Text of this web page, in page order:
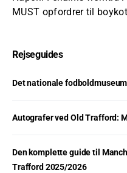
MUST opfordrer til
Rejseguides
Det nationale fodboldmuseum
Autografer ved Old Trafford:
Den komplette guide til
Trafford 2025/2026